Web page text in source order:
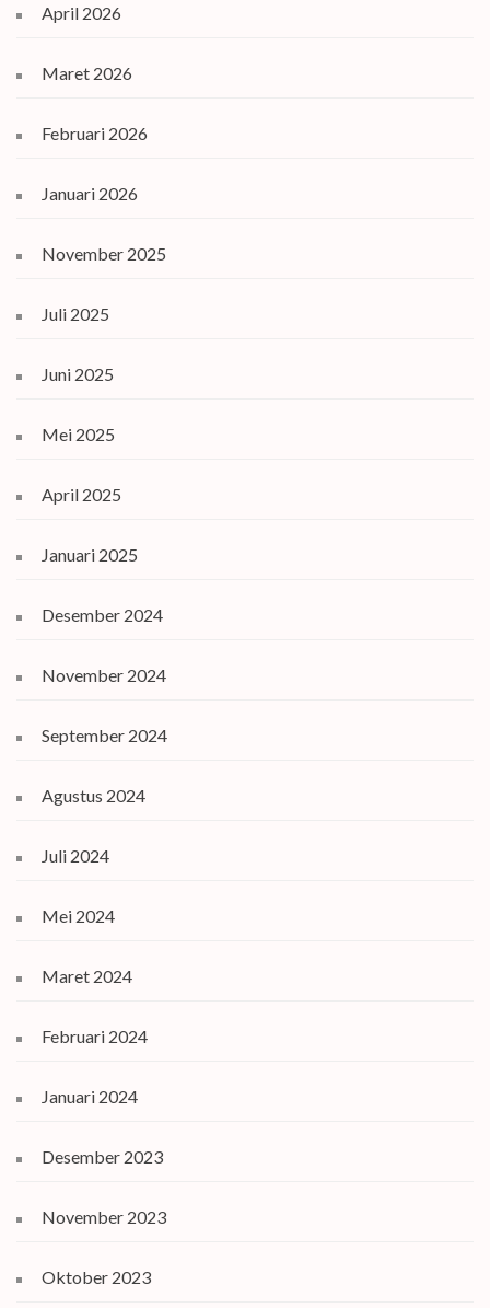
April 2026
Maret 2026
Februari 2026
Januari 2026
November 2025
Juli 2025
Juni 2025
Mei 2025
April 2025
Januari 2025
Desember 2024
November 2024
September 2024
Agustus 2024
Juli 2024
Mei 2024
Maret 2024
Februari 2024
Januari 2024
Desember 2023
November 2023
Oktober 2023